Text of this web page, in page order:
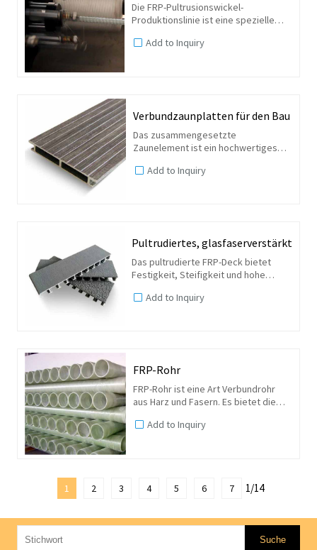
Die FRP-Pultrusionswickel-
Produktionslinie ist eine spezielle
von FRP. Seine kontinuierliche
Add to Inquiry
Verbundzaunplatten für den Bau
Das zusammengesetzte
Zaunelement ist ein hochwertiges
Unternehmen gleichermaßen eine
Add to Inquiry
Pultrudiertes, glasfaserverstärktes
Das pultrudierte FRP-Deck bietet
Festigkeit, Steifigkeit und hohe
hohen Glasfaseranteil in der
Add to Inquiry
FRP-Rohr
FRP-Rohr ist eine Art Verbundrohr
aus Harz und Fasern. Es bietet die
hoher Festigkeit,
Add to Inquiry
1 2 3 4 5 6 7 1/14